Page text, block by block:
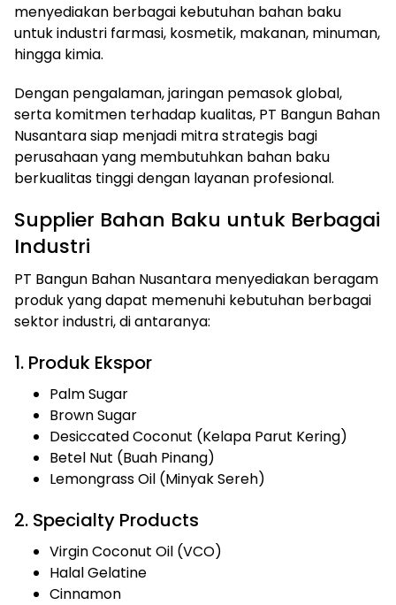
menyediakan berbagai kebutuhan bahan baku
untuk industri farmasi, kosmetik, makanan, minuman,
hingga kimia.
Dengan pengalaman, jaringan pemasok global,
serta komitmen terhadap kualitas, PT Bangun Bahan
Nusantara siap menjadi mitra strategis bagi
perusahaan yang membutuhkan bahan baku
berkualitas tinggi dengan layanan profesional.
Supplier Bahan Baku untuk Berbagai
Industri
PT Bangun Bahan Nusantara menyediakan beragam
produk yang dapat memenuhi kebutuhan berbagai
sektor industri, di antaranya:
1. Produk Ekspor
Palm Sugar
Brown Sugar
Desiccated Coconut (Kelapa Parut Kering)
Betel Nut (Buah Pinang)
Lemongrass Oil (Minyak Sereh)
2. Specialty Products
Virgin Coconut Oil (VCO)
Halal Gelatine
Cinnamon